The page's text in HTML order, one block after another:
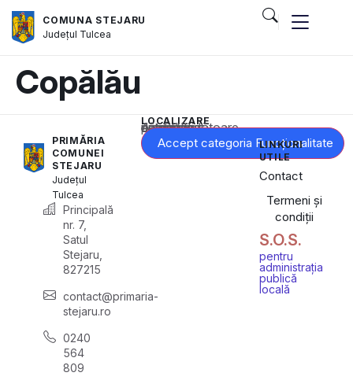
COMUNA STEJARU
Județul Tulcea
Copălău
PRIMĂRIA
COMUNEI
STEJARU
Județul
Tulcea
Principală
nr. 7,
Satul
Stejaru,
827215
contact@primaria-
stejaru.ro
0240
564
809
LOCALIZARE
Acest conținut este blocat până când acceptați categoria corespunzătoare de cookie-uri.
Accept categoria Funcționalitate
LINKURI
UTILE
Contact
Termeni și
condiții
S.O.S.
pentru
administrația
publică
locală